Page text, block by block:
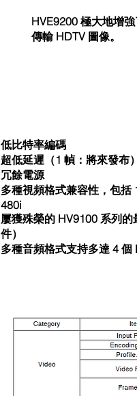
HVE9200 極大地增
傳輸 HDTV 圖像。
低比特率編碼
超低延遲（1 幀：將來發布）
冗餘電源
多種視頻格式兼容性，包
480i
屢獲殊榮的 HV9100 系列
件）
多種音頻格式支持多達 4 個